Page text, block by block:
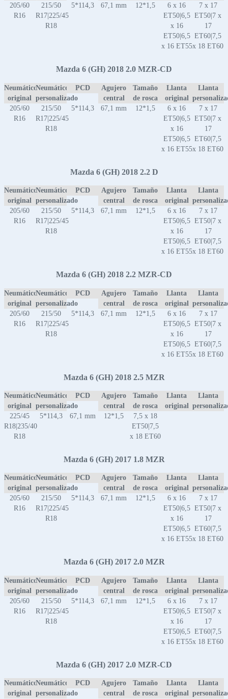
205/60
R16
215/50
R17|225/45
R18
5*114,3 67,1 mm 12*1,5
6 x 16
ET50|6,5
x 16
ET50|6,5
x 16 ET55
7 x 17
ET50|7 x
17
ET60|7,5
x 18 ET60
Mazda 6 (GH) 2018 2.0 MZR-CD
Neumático
original
Neumático
personalizado
PCD
Agujero
central
Tamaño
de rosca
Llanta
original
Llanta
205/60
R16
215/50
R17|225/45
R18
5*114,3 67,1 mm 12*1,5
6 x 16
ET50|6,5
x 16
ET50|6,5
x 16 ET55
7 x 17
ET50|7 x
17
ET60|7,5
x 18 ET60
Mazda 6 (GH) 2018 2.2 D
Neumático
original
Neumático
personalizado
PCD
Agujero
central
Tamaño
de rosca
Llanta
original
Llanta
205/60
R16
215/50
R17|225/45
R18
5*114,3 67,1 mm 12*1,5
6 x 16
ET50|6,5
x 16
ET50|6,5
x 16 ET55
7 x 17
ET50|7 x
17
ET60|7,5
x 18 ET60
Mazda 6 (GH) 2018 2.2 MZR-CD
Neumático
original
Neumático
personalizado
PCD
Agujero
central
Tamaño
de rosca
Llanta
original
Llanta
205/60
R16
215/50
R17|225/45
R18
5*114,3 67,1 mm 12*1,5
6 x 16
ET50|6,5
x 16
ET50|6,5
x 16 ET55
7 x 17
ET50|7 x
17
ET60|7,5
x 18 ET60
Mazda 6 (GH) 2018 2.5 MZR
Neumático
original
Neumático
personalizado
PCD
Agujero
central
Tamaño
de rosca
Llanta
original
Llanta
225/45
R18|235/40
R18
5*114,3 67,1 mm 12*1,5
7,5 x 18
ET50|7,5
x 18 ET60
Mazda 6 (GH) 2017 1.8 MZR
Neumático
original
Neumático
personalizado
PCD
Agujero
central
Tamaño
de rosca
Llanta
original
Llanta
205/60
R16
215/50
R17|225/45
R18
5*114,3 67,1 mm 12*1,5
6 x 16
ET50|6,5
x 16
ET50|6,5
x 16 ET55
7 x 17
ET50|7 x
17
ET60|7,5
x 18 ET60
Mazda 6 (GH) 2017 2.0 MZR
Neumático
original
Neumático
personalizado
PCD
Agujero
central
Tamaño
de rosca
Llanta
original
Llanta
205/60
R16
215/50
R17|225/45
R18
5*114,3 67,1 mm 12*1,5
6 x 16
ET50|6,5
x 16
ET50|6,5
x 16 ET55
7 x 17
ET50|7 x
17
ET60|7,5
x 18 ET60
Mazda 6 (GH) 2017 2.0 MZR-CD
Neumático
original
Neumático
personalizado
PCD
Agujero
central
Tamaño
de rosca
Llanta
original
Llanta